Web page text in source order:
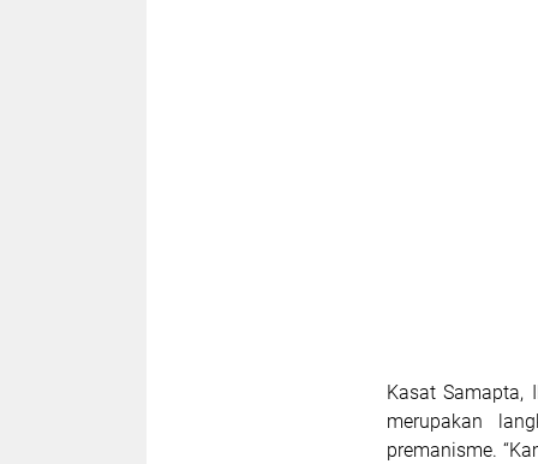
Kasat Samapta,
merupakan
premanisme.